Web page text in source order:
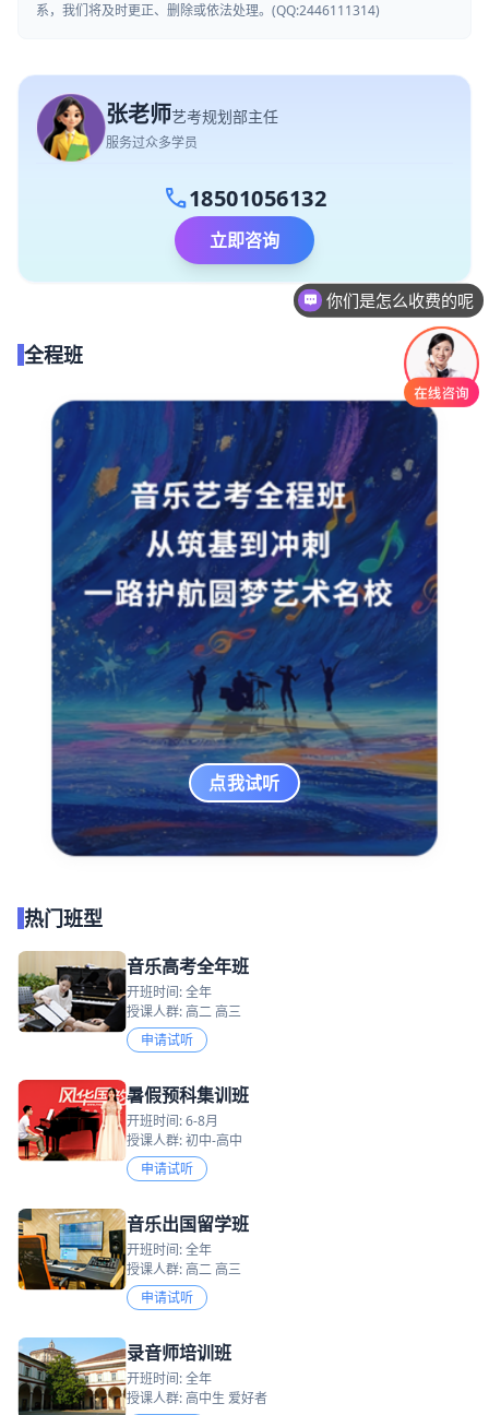
系，我们将及时更正、删除或依法处理。(QQ:2446111314)
张老师艺考规划部主任
服务过众多学员
call18501056132
立即咨询
全程班
点我试听
热门班型
音乐高考全年班
开班时间: 全年
授课人群: 高二 高三
申请试听
暑假预科集训班
开班时间: 6-8月
授课人群: 初中-高中
申请试听
音乐出国留学班
开班时间: 全年
授课人群: 高二 高三
申请试听
录音师培训班
开班时间: 全年
授课人群: 高中生 爱好者
你们是怎么收费的呢